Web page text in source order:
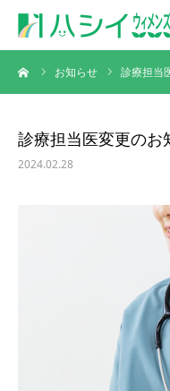
お知らせ 診療担当
診療担当医変更のお
2024.02.28
初めての方へ
診療案内